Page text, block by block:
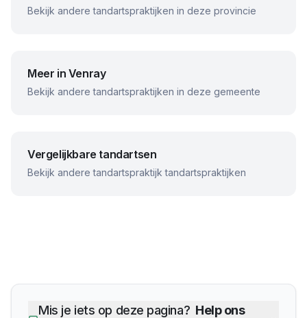
Bekijk andere tandartspraktijken in deze provincie
Meer in Venray
Bekijk andere tandartspraktijken in deze gemeente
Vergelijkbare tandartsen
Bekijk anderetandartspraktijk tandartspraktijken
Mis je iets op deze pagina? Help ons